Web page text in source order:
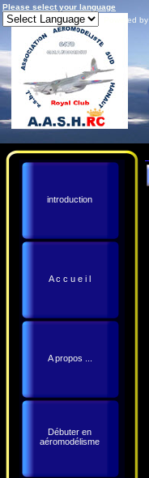
Please select your language
Powered by
introduction
A c c u e i l
A propos ...
Débuter en
aéromodélisme